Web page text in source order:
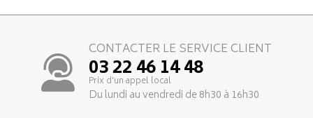
CONTACTER LE SERVICE CLIENT
03 22 46 14 48
Prix d’un appel local
Du lundi au vendredi de 8h30 à 16h30